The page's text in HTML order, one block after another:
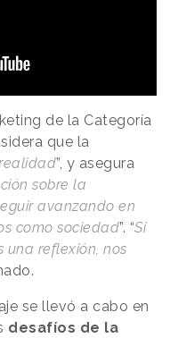
de la Categoría
que la
”, y asegura
sobre la
avanzando en
como sociedad”. “Si
una reflexión, nos
se llevó a cabo en
desafíos de la